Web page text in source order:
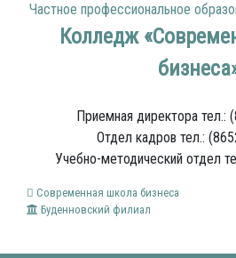
Частное профессиональное
Колледж
Приемная директора тел.:
Отдел кадров тел.:
Учебно-методический отдел
Современная школа бизнеса
Буденновский филиал